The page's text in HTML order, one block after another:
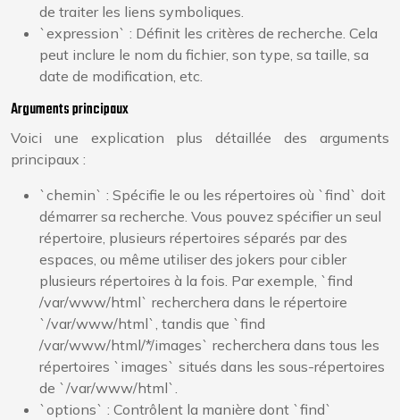
de traiter les liens symboliques.
`expression` : Définit les critères de recherche. Cela
peut inclure le nom du fichier, son type, sa taille, sa
date de modification, etc.
Arguments principaux
Voici une explication plus détaillée des arguments
principaux :
`chemin` : Spécifie le ou les répertoires où `find` doit
démarrer sa recherche. Vous pouvez spécifier un seul
répertoire, plusieurs répertoires séparés par des
espaces, ou même utiliser des jokers pour cibler
plusieurs répertoires à la fois. Par exemple, `find
/var/www/html` recherchera dans le répertoire
`/var/www/html`, tandis que `find
/var/www/html/*/images` recherchera dans tous les
répertoires `images` situés dans les sous-répertoires
de `/var/www/html`.
`options` : Contrôlent la manière dont `find`